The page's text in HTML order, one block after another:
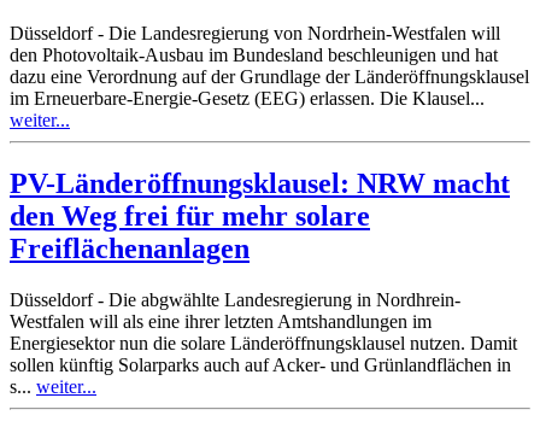
Düsseldorf - Die Landesregierung von Nordrhein-Westfalen will
den Photovoltaik-Ausbau im Bundesland beschleunigen und hat
dazu eine Verordnung auf der Grundlage der Länderöffnungsklausel
im Erneuerbare-Energie-Gesetz (EEG) erlassen. Die Klausel...
weiter...
PV-Länderöffnungsklausel: NRW macht
den Weg frei für mehr solare
Freiflächenanlagen
Düsseldorf - Die abgwählte Landesregierung in Nordhrein-
Westfalen will als eine ihrer letzten Amtshandlungen im
Energiesektor nun die solare Länderöffnungsklausel nutzen. Damit
sollen künftig Solarparks auch auf Acker- und Grünlandflächen in
s... weiter...